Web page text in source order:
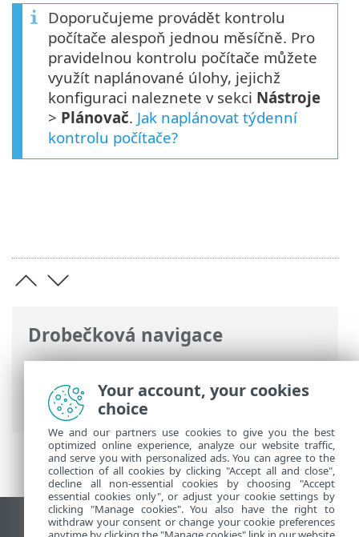
Drobečková navigace
ESET Online nápověda>ESET Endpoint
Security >Použití ESET Endpoint Security
> Kontrola počítače
Doporučujeme provádět kontrolu
počítače alespoň jednou měsíčně. Pro
pravidelnou kontrolu počítače můžete
využít naplánované úlohy, jejichž
konfiguraci naleznete v sekci Nástroje
> Plánovač. Jak naplánovat týdenní
kontrolu počítače?
Zobrazit verzi pro počítač
Your account, your cookies
choice
We and our partners use cookies to give you the best
optimized online experience, analyze our website traffic,
and serve you with personalized ads. You can agree to the
collection of all cookies by clicking "Accept all and close",
decline all non-essential cookies by choosing "Accept
essential cookies only", or adjust your cookie settings by
clicking "Manage cookies". You also have the right to
withdraw your consent or change your cookie preferences